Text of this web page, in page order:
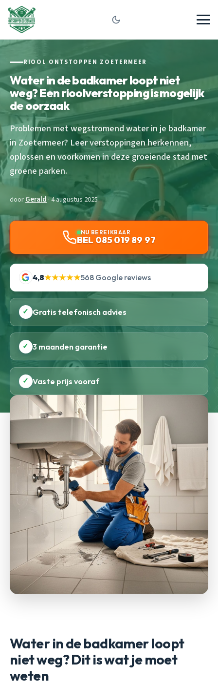
RIOOL ONTSTOPPEN ZOETERMEER
Water in de badkamer loopt niet
weg? Een rioolverstopping is mogelijk
de oorzaak
Problemen met wegstromend water in je badkamer
in Zoetermeer? Leer verstoppingen herkennen,
oplossen en voorkomen in deze groeiende stad met
groene parken.
doorGerald· 4 augustus 2025
NU BEREIKBAAR
BEL 085 019 89 97
4,8★★★★★568 Google reviews
✓ Gratis telefonisch advies
✓ 3 maanden garantie
✓ Vaste prijs vooraf
Water in de badkamer loopt
niet weg? Dit is wat je moet
weten